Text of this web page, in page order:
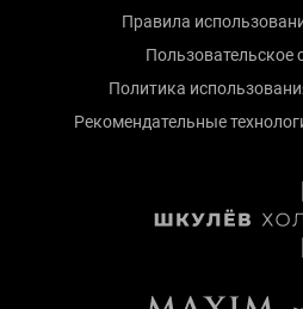
Правила
Пользовательское
Политика
Рекомендательные